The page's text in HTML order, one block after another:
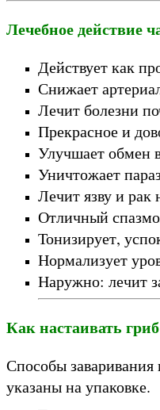
Лечебное действие
Действует как
Снижает
Лечит болезни
Прекрасное и
Улучшает обмен
Уничтожает
Лечит язву и рак
Отличный
Тонизирует,
Нормализует
Наружно: лечит
Как настаивать
Способы заваривания
указаны на упаковке.